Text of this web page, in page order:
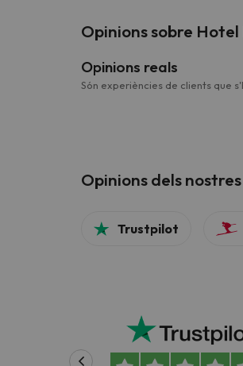
Opinions sobre
Opinions reals
Són experiències de clients que
Opinions dels
Trustpilot